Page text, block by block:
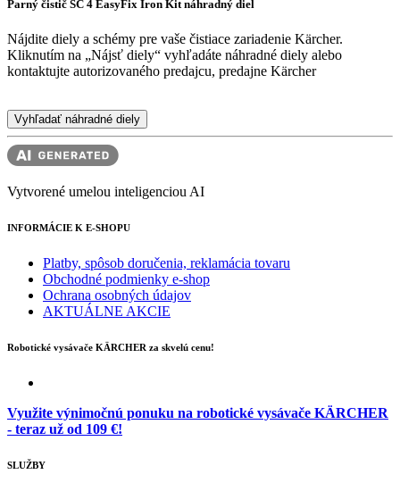
Parný čistič SC 4 EasyFix Iron Kit náhradný diel
Nájdite diely a schémy pre vaše čistiace zariadenie Kärcher.
Kliknutím na „Nájsť diely“ vyhľadáte náhradné diely alebo
kontaktujte autorizovaného predajcu, predajne Kärcher
Vyhľadať náhradné diely
Vytvorené umelou inteligenciou AI
INFORMÁCIE K E-SHOPU
Platby, spôsob doručenia, reklamácia tovaru
Obchodné podmienky e-shop
Ochrana osobných údajov
AKTUÁLNE AKCIE
Robotické vysávače KÄRCHER za skvelú cenu!
Využite výnimočnú ponuku na robotické vysávače KÄRCHER
- teraz už od 109 €!
SLUŽBY